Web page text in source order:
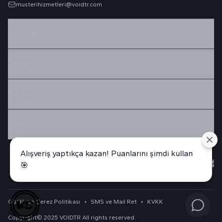
musterihizmetleri@voidtr.com
Gizlilik ve Çerez Politikası • SMS ve Mail Ret • KVKK
Copyright© 2025 VOIDTR All rights reserved.
Alışveriş yaptıkça kazan! Puanlarını şimdi kullan
🎯